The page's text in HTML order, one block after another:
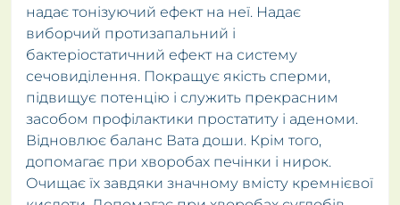
надає тонізуючий ефект на неї. Надає
виборчий протизапальний і
бактеріостатичний ефект на систему
сечовиділення. Покращує якість сперми,
підвищує потенцію і служить прекрасним
засобом профілактики простатиту і аденоми.
Відновлює баланс Вата доши. Крім того,
допомагає при хворобах печінки і нирок.
Очищає їх завдяки значному вмісту кремнієвої